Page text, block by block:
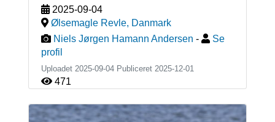
2025-09-04
Ølsemagle Revle, Danmark
Niels Jørgen Hamann Andersen -
Se
profil
Uploadet 2025-09-04 Publiceret 2025-12-01
471